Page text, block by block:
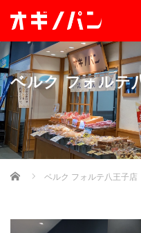
ベルク フォルテ
Home ベルク フォルテ八王子店